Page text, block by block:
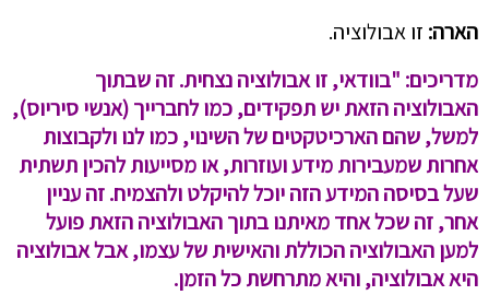
הארה: זו אבולוציה.
מדריכים: "בוודאי, זו אבולוציה נצחית. זה שבתוך
האבולוציה הזאת יש תפקידים, כמו לחברייך (אנשי סיריוס),
למשל, שהם הארכיטקטים של השינוי, כמו לנו ולקבוצות
אחרות שמעבירות מידע ועוזרות, או מסייעות להכין תשתית
שעל בסיסה המידע הזה יוכל להיקלט ולהצמיח. זה עניין
אחר, זה שכל אחד מאיתנו בתוך האבולוציה הזאת פועל
למען האבולוציה הכוללת והאישית של עצמו, אבל אבולוציה
היא אבולוציה, והיא מתרחשת כל הזמן.